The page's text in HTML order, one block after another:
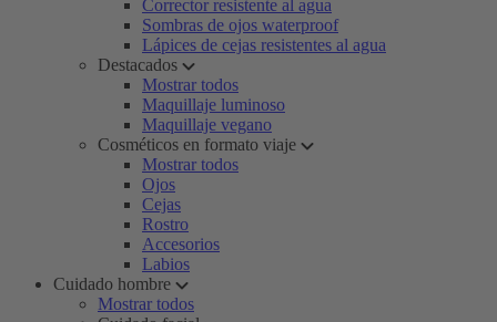
Corrector resistente al agua
Sombras de ojos waterproof
Lápices de cejas resistentes al agua
Destacados
Mostrar todos
Maquillaje luminoso
Maquillaje vegano
Cosméticos en formato viaje
Mostrar todos
Ojos
Cejas
Rostro
Accesorios
Labios
Cuidado hombre
Mostrar todos